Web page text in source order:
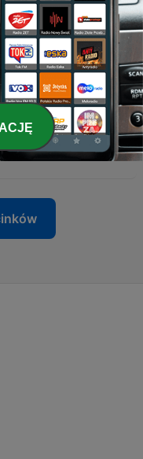
soberano da
com CEOs
impostor"
da não denúncia